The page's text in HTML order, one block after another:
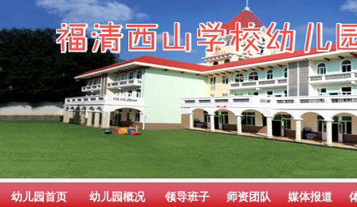
幼儿园首页 幼儿园概况 领导班子 师资团队 媒体报道